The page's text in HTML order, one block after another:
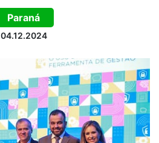
Paraná
04.12.2024